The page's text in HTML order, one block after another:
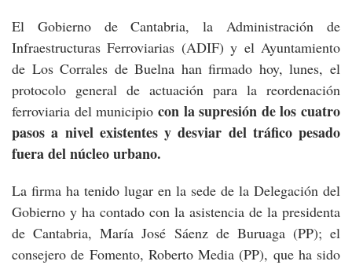
El Gobierno de Cantabria, la Administración de
Infraestructuras Ferroviarias (ADIF) y el Ayuntamiento
de Los Corrales de Buelna han firmado hoy, lunes, el
protocolo general de actuación para la reordenación
ferroviaria del municipio con la supresión de los cuatro
pasos a nivel existentes y desviar del tráfico pesado
fuera del núcleo urbano.
La firma ha tenido lugar en la sede de la Delegación del
Gobierno y ha contado con la asistencia de la presidenta
de Cantabria, María José Sáenz de Buruaga (PP); el
consejero de Fomento, Roberto Media (PP), que ha sido